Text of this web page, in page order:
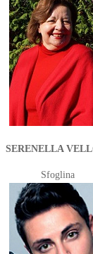
SERENELLA
Sfoglina